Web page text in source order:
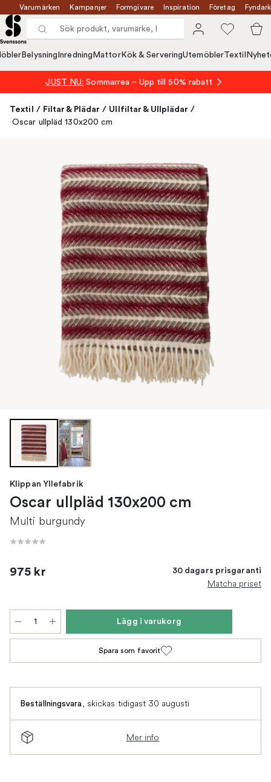
Varumärken Kampanjer Formgivare Inspiration Företag
Belysning Inredning MattorKök & ServeringUtemöblerTextil
JUST NU: Sommarrea – Upp till 50% rabatt
Textil / Filtar & Plädar / Ullfiltar & Ullplädar /
Oscar ullpläd 130x200 cm
Klippan Yllefabrik
Oscar ullpläd 130x200 cm
Multi burgundy
975 kr 30 dagars prisgaranti
Matcha priset
Lägg i varukorg
Spara som favorit
Beställningsvara, skickas tidigast 30 augusti
Mer info